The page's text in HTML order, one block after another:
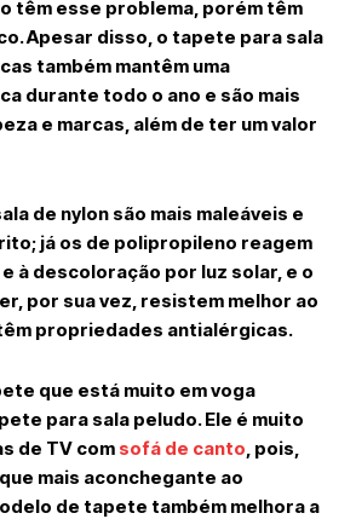
têm esse problema, porém têm
Apesar disso, o tapete para sala
também mantêm uma
durante todo o ano e são mais
e marcas, além de ter um valor
de nylon são mais maleáveis e
já os de polipropileno reagem
à descoloração por luz solar, e o
por sua vez, resistem melhor ao
propriedades antialérgicas.
que está muito em voga
para sala peludo. Ele é muito
de TV com sofá de canto , pois,
mais aconchegante ao
de tapete também melhora a